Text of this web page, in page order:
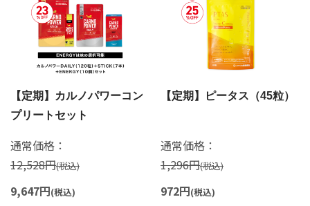
【定期】カルノパワーコン
プリートセット
通常価格：
12,528円(税込)
9,647円(税込)
【定期】ピータス（45粒）
通常価格：
1,296円(税込)
972円(税込)